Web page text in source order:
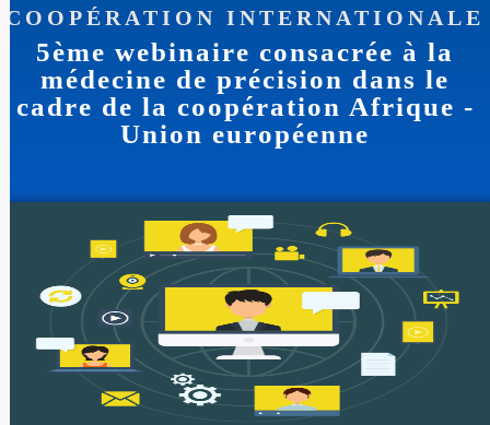
COOPÉRATION INTERNATIONALE
5ème webinaire consacrée à la
médecine de précision dans le
cadre de la coopération Afrique -
Union européenne